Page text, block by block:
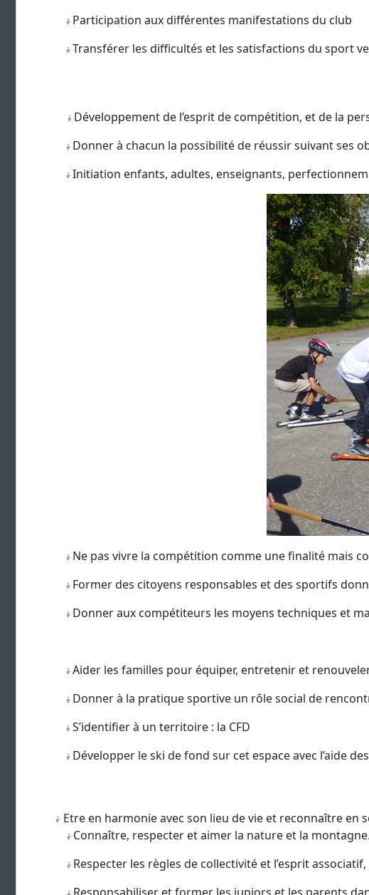
è Participation aux différentes manifestations du club
è Transférer les difficultés et les satisfactions du sport
è Développement de l’esprit de compétition, et de la
è Donner à chacun la possibilité de réussir suivant ses
è Initiation enfants, adultes, enseignants,
è Ne pas vivre la compétition comme une finalité mais
è Former des citoyens responsables et des sportifs
è Donner aux compétiteurs les moyens techniques et
è Aider les familles pour équiper, entretenir et
è Donner à la pratique sportive un rôle social de
è S’identifier à un territoire : la CFD
è Développer le ski de fond sur cet espace avec l’aide
è Etre en harmonie avec son lieu de vie et reconnaître
è Connaître, respecter et aimer la nature et la montagne.
è Respecter les règles de collectivité et l’esprit